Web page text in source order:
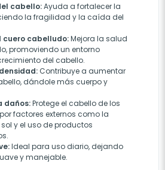
cabello:Ayuda a fortalecer la
la fragilidad y la caída del
cuero cabelludo:Mejora la salud
promoviendo un entorno
del cabello.
Contribuye a aumentar
dándole más cuerpo y
daños:Protege el cabello de los
factores externos como la
y el uso de productos
Ideal para uso diario, dejando
y manejable.